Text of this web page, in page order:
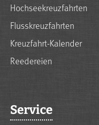
Hochseekreuzfahrten
Flusskreuzfahrten
Kreuzfahrt-Kalender
Reedereien
Service